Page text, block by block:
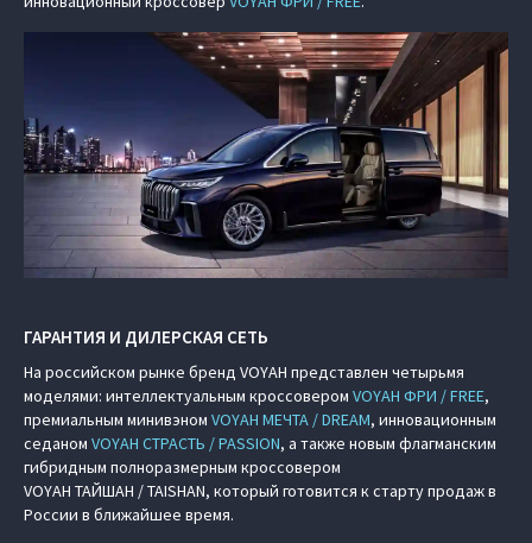
ГАРАНТИЯ И ДИЛЕРСКАЯ СЕТЬ
На российском рынке бренд VOYAH представлен четырьмя
моделями: интеллектуальным кроссовером VOYAH ФРИ / FREE,
премиальным минивэном VOYAH МЕЧТА / DREAM, инновационным
седаном VOYAH СТРАСТЬ / PASSION, а также новым флагманским
гибридным полноразмерным кроссовером
VOYAH ТАЙШАН / TAISHAN, который готовится к старту продаж в
России в ближайшее время.